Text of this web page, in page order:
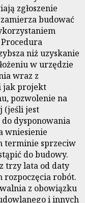
zgłoszenie
budować
niż uzyskanie
w urzędzie
wraz z
jak projekt
pozwolenie na
(jeśli jest
dysponowania
wniesienie
terminie sprzeciw
do budowy.
trzy lata od daty
rozpoczęcia robót.
z obowiązku
i innych